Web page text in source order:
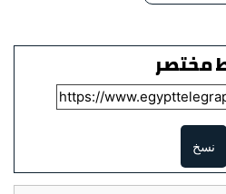
مختصر
نسخ